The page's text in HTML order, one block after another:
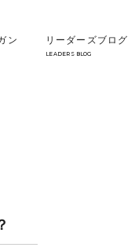
ン リーダーズブログ
LEADERS BLOG